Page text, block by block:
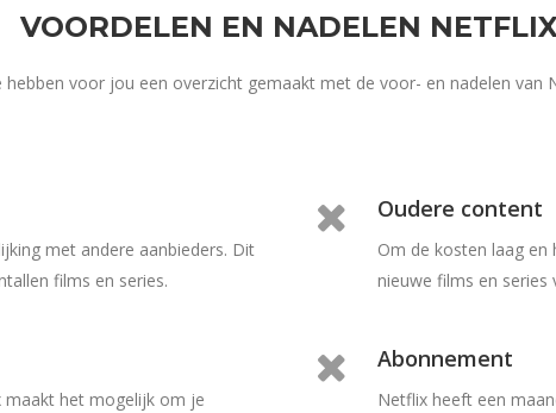
VOORDELEN EN NADELEN
hebben voor jou een overzicht gemaakt met de voor- en nadelen van
met andere aanbieders. Dit
films en series.
Oudere content
Om de kosten laag
nieuwe films en series
maakt het mogelijk om je
Abonnement
Netflix heeft een